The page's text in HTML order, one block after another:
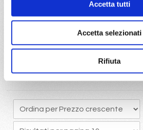
Accetta tutti
Accetta selezionati
Rifiuta
che comprende una ottima selezione di
analcoliche calde e fredde